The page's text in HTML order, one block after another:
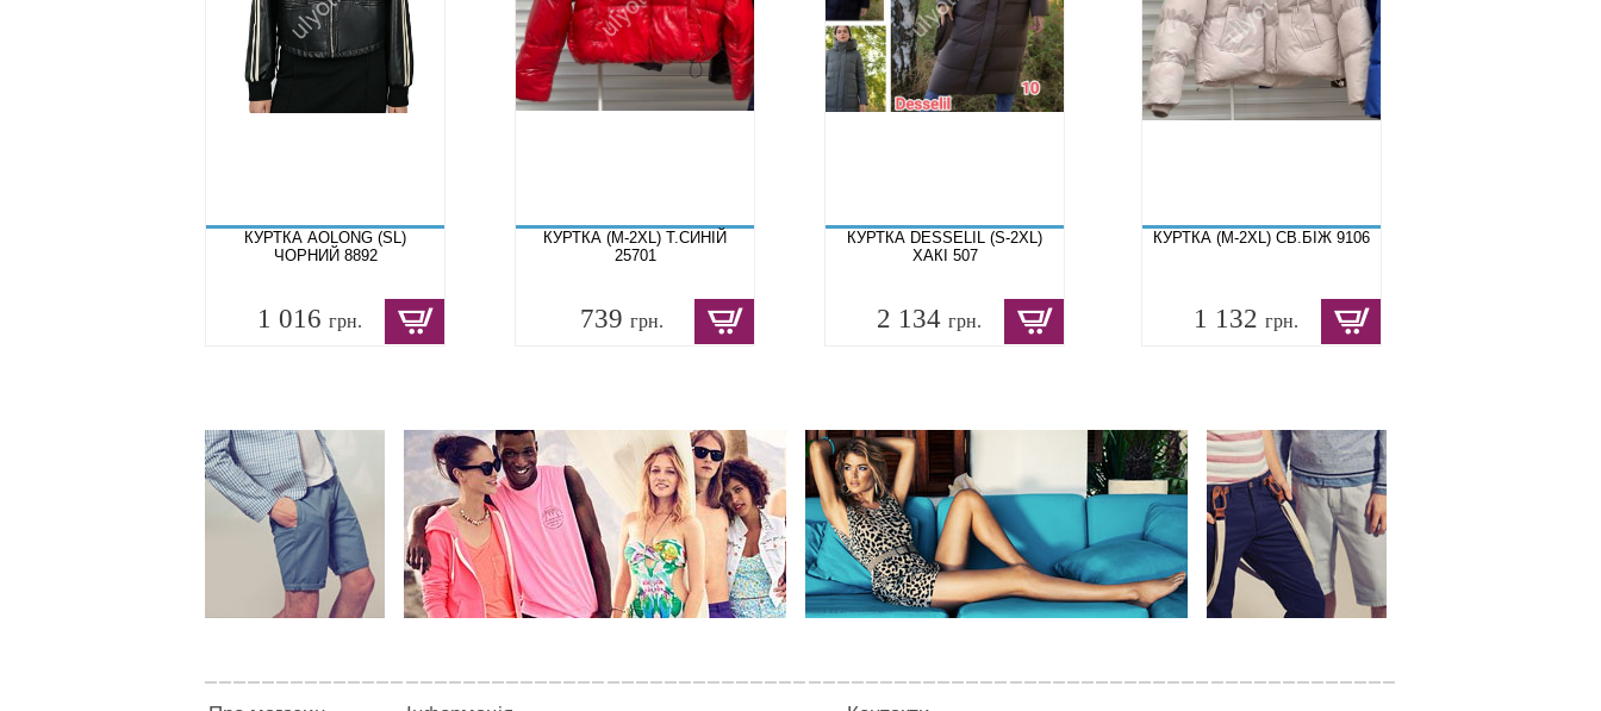
КУРТКА AOLONG (SL)
ЧОРНИЙ 8892
1 016 грн.
КУРТКА (M-2XL) Т.СИНІЙ
25701
739 грн.
КУРТКА DESSELIL (S-2XL)
ХАКІ 507
2 134 грн.
КУРТКА (M-2XL) СВ.БІЖ 9106
1 132 грн.